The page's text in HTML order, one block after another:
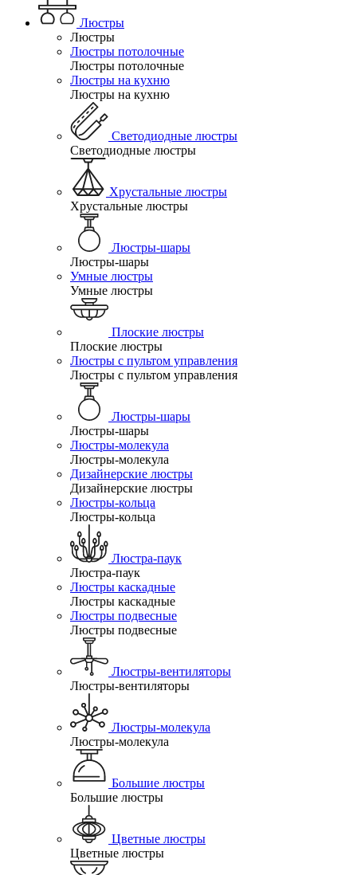
Люстры
Люстры
Люстры потолочные
Люстры потолочные
Люстры на кухню
Люстры на кухню
Светодиодные люстры
Светодиодные люстры
Хрустальные люстры
Хрустальные люстры
Люстры-шары
Люстры-шары
Умные люстры
Умные люстры
Плоские люстры
Плоские люстры
Люстры с пультом управления
Люстры с пультом управления
Люстры-шары
Люстры-шары
Люстры-молекула
Люстры-молекула
Дизайнерские люстры
Дизайнерские люстры
Люстры-кольца
Люстры-кольца
Люстра-паук
Люстра-паук
Люстры каскадные
Люстры каскадные
Люстры подвесные
Люстры подвесные
Люстры-вентиляторы
Люстры-вентиляторы
Люстры-молекула
Люстры-молекула
Большие люстры
Большие люстры
Цветные люстры
Цветные люстры